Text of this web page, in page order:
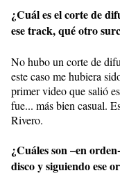
¿Cuál es el corte de
ese track, qué otro
No hubo un corte de
este caso me hubiera
primer video que salió
fue... más bien casual.
Rivero.
¿Cuáles son –en
disco y siguiendo ese